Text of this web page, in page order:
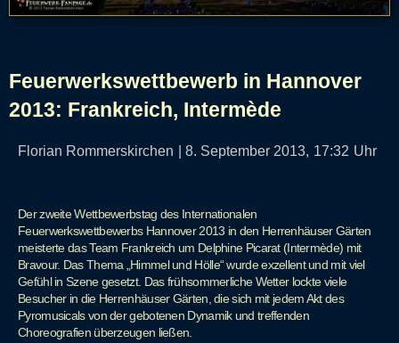
Feuerwerkswettbewerb in Hannover
2013: Frankreich, Intermède
Florian Rommerskirchen 8. September 2013, 17:32 Uhr
Der zweite Wettbewerbstag des Internationalen
Feuerwerkswettbewerbs Hannover 2013 in den Herrenhäuser Gärten
meisterte das Team Frankreich um Delphine Picarat (Intermède) mit
Bravour. Das Thema „Himmel und Hölle“ wurde exzellent und mit viel
Gefühl in Szene gesetzt. Das frühsommerliche Wetter lockte viele
Besucher in die Herrenhäuser Gärten, die sich mit jedem Akt des
Pyromusicals von der gebotenen Dynamik und treffenden
Choreografien überzeugen ließen.